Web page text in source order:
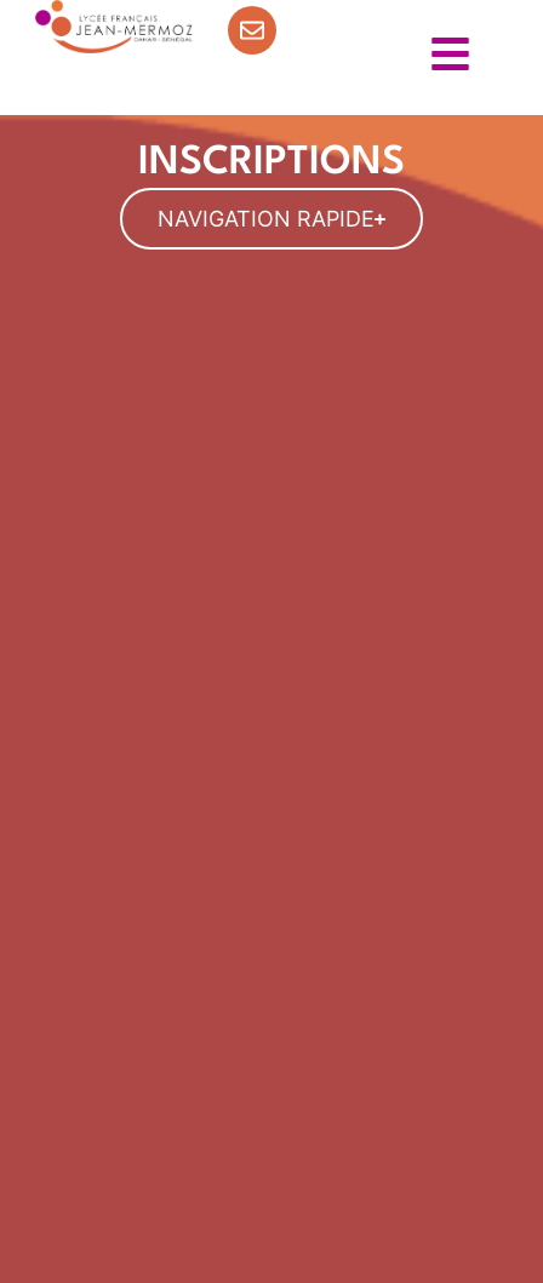
INSCRIPTIONS
NAVIGATION RAPIDE